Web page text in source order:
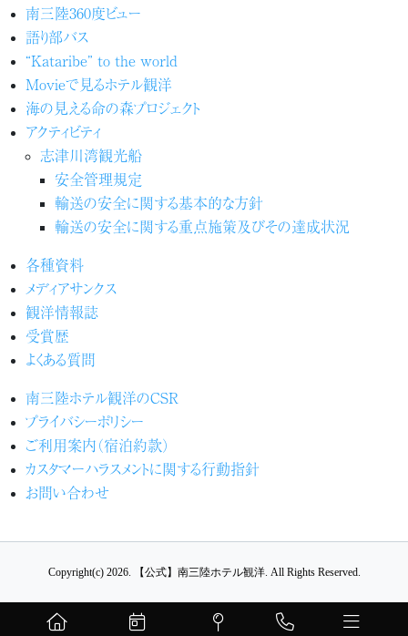
南三陸360度ビュー
語り部バス
“Kataribe” to the world
Movieで見るホテル観洋
海の見える命の森プロジェクト
アクティビティ
志津川湾観光船
安全管理規定
輸送の安全に関する基本的な方針
輸送の安全に関する重点施策及びその達成状況
各種資料
メディアサンクス
観洋情報誌
受賞歴
よくある質問
南三陸ホテル観洋のCSR
プライバシーポリシー
ご利用案内（宿泊約款）
カスタマーハラスメントに関する行動指針
お問い合わせ
Copyright(c) 2026. 【公式】南三陸ホテル観洋. All Rights Reserved.